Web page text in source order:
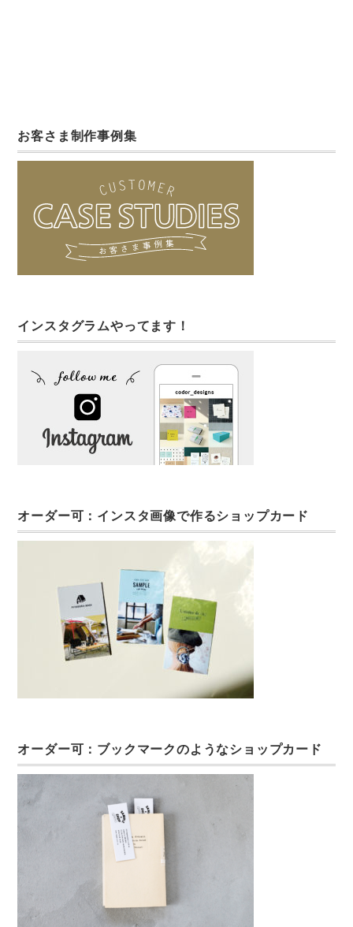
お客さま制作事例集
インスタグラムやってます！
オーダー可：インスタ画像で作るショップカード
オーダー可：ブックマークのようなショップカード